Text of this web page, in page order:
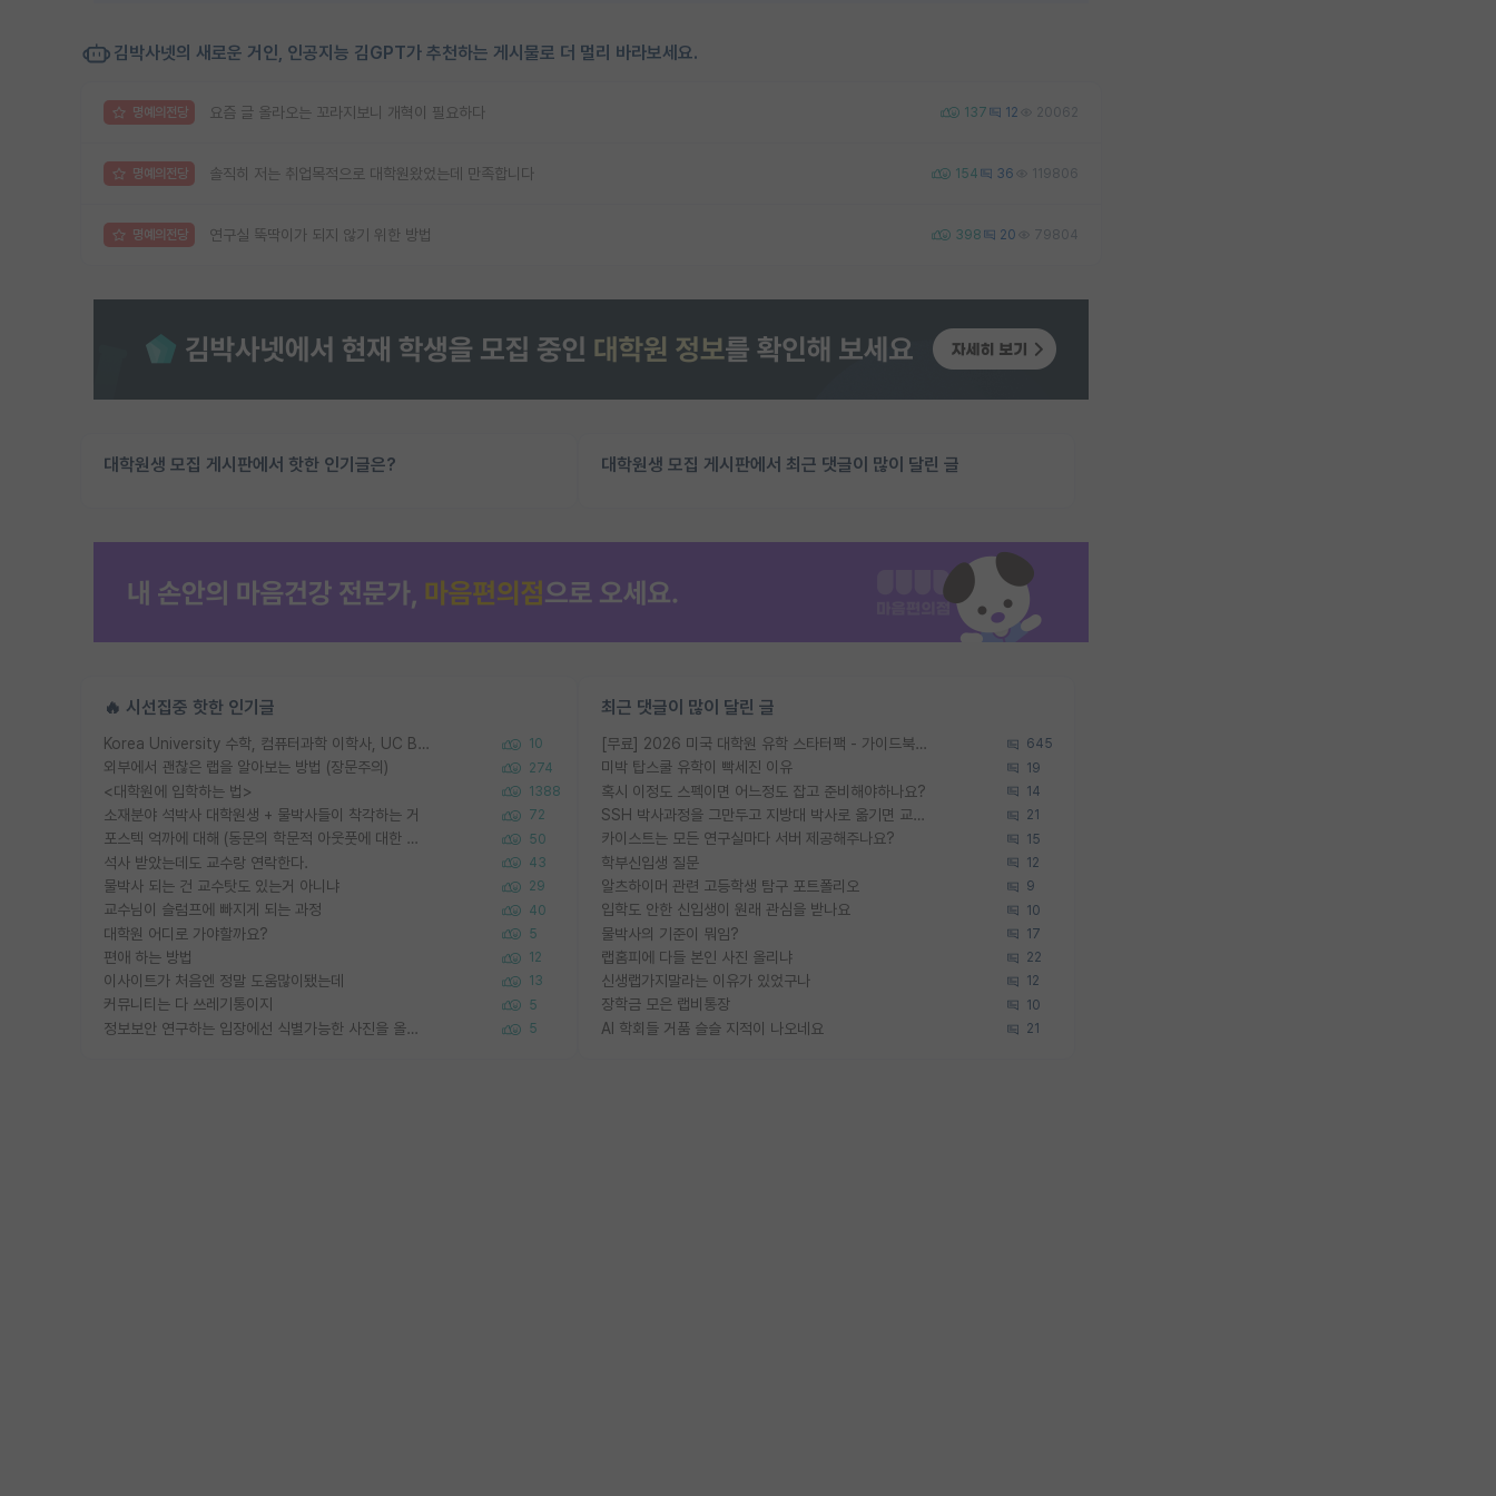
김박사넷의 새로운 거인, 인공지능 김GPT가 추천하는 게시물로 더 멀리 바라보세요.
명예의전당 요즘 글 올라오는 꼬라지보니 개혁이 필요하다 137 12 20062
명예의전당 솔직히 저는 취업목적으로 대학원왔었는데 만족합니다 154 36 119806
명예의전당 연구실 뚝딱이가 되지 않기 위한 방법 398 20 79804
대학원생 모집 게시판에서 핫한 인기글은? 대학원생 모집 게시판에서 최근 댓글이 많이 달린 글
🔥 시선집중 핫한 인기글
Korea University 수학, 컴퓨터과학 이학사, UC Berkeley 산업공학 대학원 공학박사가 되는 것은 쉽지 않겠죠? 10
외부에서 괜찮은 랩을 알아보는 방법 (장문주의) 274
<대학원에 입학하는 법> 1388
소재분야 석박사 대학원생 + 물박사들이 착각하는 거 72
포스텍 억까에 대해 (동문의 학문적 아웃풋에 대한 반박) 50
석사 받았는데도 교수랑 연락한다. 43
물박사 되는 건 교수탓도 있는거 아니냐 29
교수님이 슬럼프에 빠지게 되는 과정 40
대학원 어디로 가야할까요? 5
편애 하는 방법 12
이사이트가 처음엔 정말 도움많이됐는데 13
커뮤니티는 다 쓰레기통이지 5
정보보안 연구하는 입장에선 식별가능한 사진을 올리는건 비추이긴함 5
최근 댓글이 많이 달린 글
[무료] 2026 미국 대학원 유학 스타터팩 - 가이드북 & 합격자 컨택메일 템플릿 645
미박 탑스쿨 유학이 빡세진 이유 19
혹시 이정도 스펙이면 어느정도 잡고 준비해야하나요? 14
SSH 박사과정을 그만두고 지방대 박사로 옮기면 교수의 꿈은 끝일까요? 21
카이스트는 모든 연구실마다 서버 제공해주나요? 15
학부신입생 질문 12
알츠하이머 관련 고등학생 탐구 포트폴리오 9
입학도 안한 신입생이 원래 관심을 받나요 10
물박사의 기준이 뭐임? 17
랩홈피에 다들 본인 사진 올리냐 22
신생랩가지말라는 이유가 있었구나 12
장학금 모은 랩비통장 10
AI 학회들 거품 슬슬 지적이 나오네요 21